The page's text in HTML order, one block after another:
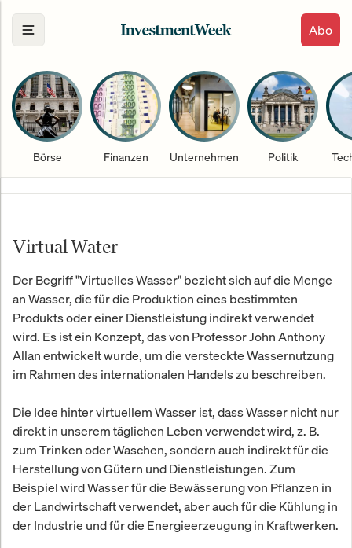
Abo
Börse Finanzen Unternehmen Politik
Virtual Water
Der Begriff "Virtuelles Wasser" bezieht sich auf die Menge
an Wasser, die für die Produktion eines bestimmten
Produkts oder einer Dienstleistung indirekt verwendet
wird. Es ist ein Konzept, das von Professor John Anthony
Allan entwickelt wurde, um die versteckte Wassernutzung
im Rahmen des internationalen Handels zu beschreiben.
Die Idee hinter virtuellem Wasser ist, dass Wasser nicht nur
direkt in unserem täglichen Leben verwendet wird, z. B.
zum Trinken oder Waschen, sondern auch indirekt für die
Herstellung von Gütern und Dienstleistungen. Zum
Beispiel wird Wasser für die Bewässerung von Pflanzen in
der Landwirtschaft verwendet, aber auch für die Kühlung in
der Industrie und für die Energieerzeugung in Kraftwerken.